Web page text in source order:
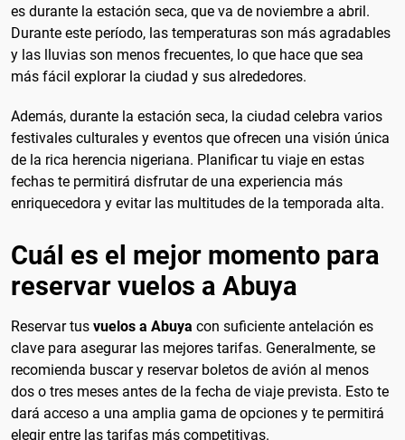
es durante la estación seca, que va de noviembre a abril.
Durante este período, las temperaturas son más agradables
y las lluvias son menos frecuentes, lo que hace que sea
más fácil explorar la ciudad y sus alrededores.
Además, durante la estación seca, la ciudad celebra varios
festivales culturales y eventos que ofrecen una visión única
de la rica herencia nigeriana. Planificar tu viaje en estas
fechas te permitirá disfrutar de una experiencia más
enriquecedora y evitar las multitudes de la temporada alta.
Cuál es el mejor momento para
reservar vuelos a Abuya
Reservar tus vuelos a Abuya con suficiente antelación es
clave para asegurar las mejores tarifas. Generalmente, se
recomienda buscar y reservar boletos de avión al menos
dos o tres meses antes de la fecha de viaje prevista. Esto te
dará acceso a una amplia gama de opciones y te permitirá
elegir entre las tarifas más competitivas.